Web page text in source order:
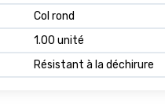
Col rond
1.00 unité
Résistant à la déchirure